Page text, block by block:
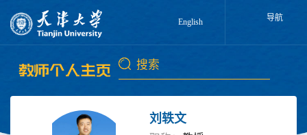
English 导航
刘轶文